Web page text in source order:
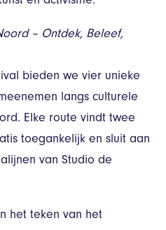
– Ontdek, Beleef,
bieden we vier unieke
langs culturele
Elke route vindt twee
toegankelijk en sluit aan
van Studio de
het teken van het